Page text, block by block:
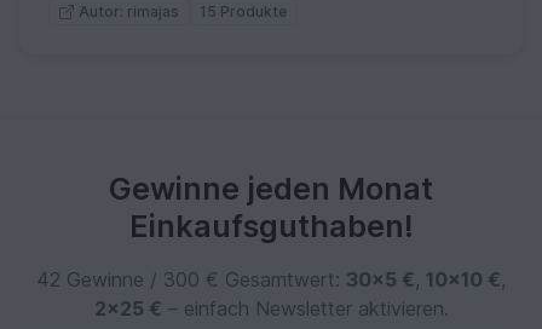
Autor: rimajas 15 Produkte
Gewinne jeden Monat
Einkaufsguthaben!
42 Gewinne / 300 € Gesamtwert: 30×5 €, 10×10 €,
2×25 € – einfach Newsletter aktivieren.